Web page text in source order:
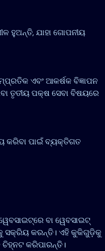
ହୁଅନ୍ତି, ଯାହା ଗୋପନୀୟ
ଏବଂ ଆକର୍ଷକ ବିଜ୍ଞାପନ
ତୃତୀୟ ପକ୍ଷ ସେବା ବିଷୟରେ
କରିବା ପାଇଁ ବ୍ୟକ୍ତିଗତ
ବା ୱେବସାଇଟ୍‌
ସକ୍ରିୟ କରନ୍ତି। ଏହି କୁକିଗୁଡ଼ିକୁ
କରିପାରନ୍ତି।